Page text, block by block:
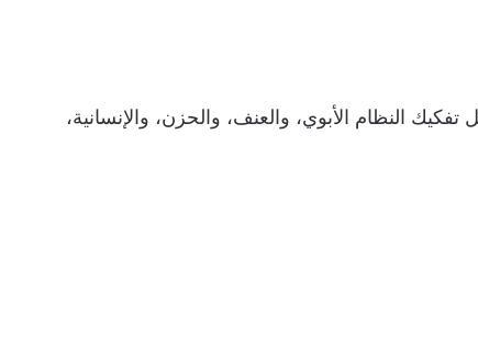
النظام الأبوي، والعنف، والحزن، والإنسانية،